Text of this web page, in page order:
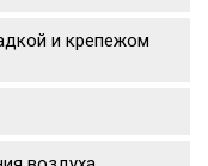
и крепежом